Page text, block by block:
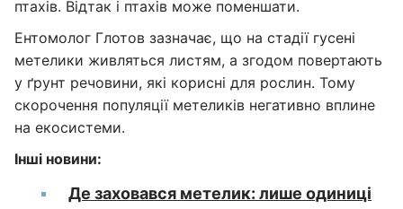
птахів. Відтак і птахів може поменшати.
Ентомолог Глотов зазначає, що на стадії гусені
метелики живляться листям, а згодом повертають
у ґрунт речовини, які корисні для рослин. Тому
скорочення популяції метеликів негативно вплине
на екосистеми.
Інші новини:
Де заховався метелик: лише одиниці